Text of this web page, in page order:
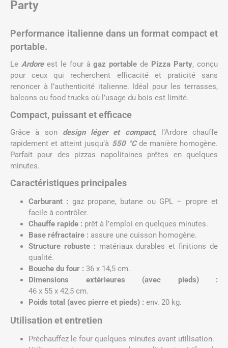
Party
Performance italienne dans un format compact et
portable.
Le Ardoreest le four àgaz portable de Pizza Party, conçu
pour ceux qui recherchent efficacité et praticité sans
renoncer à l’authenticité italienne. Idéal pour les terrasses,
balcons ou food trucks où l’usage du bois est limité.
Compact, puissant et efficace
Grâce à son design léger et compact, l’Ardore chauffe
rapidement et atteint jusqu’à 550 °Cde manière homogène.
Parfait pour des pizzas napolitaines prêtes en quelques
minutes.
Caractéristiques principales
Carburant : gaz propane, butane ou GPL – propre et
facile à contrôler.
Chauffe rapide : prêt à l’emploi en quelques minutes.
Base réfractaire : assure une cuisson homogène.
Structure robuste : matériaux durables et finitions de
qualité.
Bouche du four : 36 x 14,5 cm.
Dimensions extérieures (avec pieds) :
46 x 55 x 42,5 cm.
Poids total (avec pierre et pieds) : env. 20 kg.
Utilisation et entretien
Préchauffez le four quelques minutes avant utilisation.